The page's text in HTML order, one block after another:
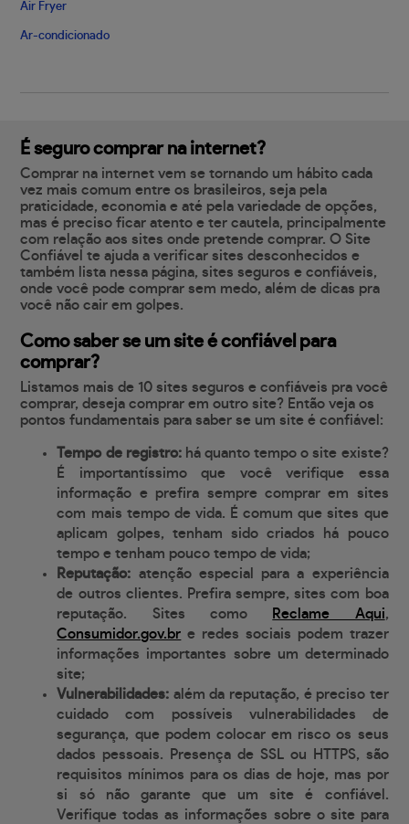
Air Fryer
Ar-condicionado
É seguro comprar na internet?
Comprar na internet vem se tornando um hábito cada
vez mais comum entre os brasileiros, seja pela
praticidade, economia e até pela variedade de opções,
mas é preciso ficar atento e ter cautela, principalmente
com relação aos sites onde pretende comprar. O Site
Confiável te ajuda a verificar sites desconhecidos e
também lista nessa página, sites seguros e confiáveis,
onde você pode comprar sem medo, além de dicas pra
você não cair em golpes.
Como saber se um site é confiável para
comprar?
Listamos mais de 10 sites seguros e confiáveis pra você
comprar, deseja comprar em outro site? Então veja os
pontos fundamentais para saber se um site é confiável:
Tempo de registro:há quanto tempo o site existe?
É importantíssimo que você verifique essa
informação e prefira sempre comprar em sites
com mais tempo de vida. É comum que sites que
aplicam golpes, tenham sido criados há pouco
tempo e tenham pouco tempo de vida;
Reputação: atenção especial para a experiência
de outros clientes. Prefira sempre, sites com boa
reputação. Sites como
Reclame Aqui,
Consumidor.gov.br e redes sociais podem trazer
informações importantes sobre um determinado
site;
Vulnerabilidades: além da reputação, é preciso ter
cuidado com possíveis vulnerabilidades de
segurança, que podem colocar em risco os seus
dados pessoais. Presença de SSL ou HTTPS, são
requisitos mínimos para os dias de hoje, mas por
si só não garante que um site é confiável.
Verifique todas as informações sobre o site para